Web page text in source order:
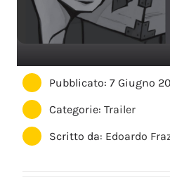
Pubblicato: 7 Giugno
Categorie:Trailer
Scritto da: Edoardo